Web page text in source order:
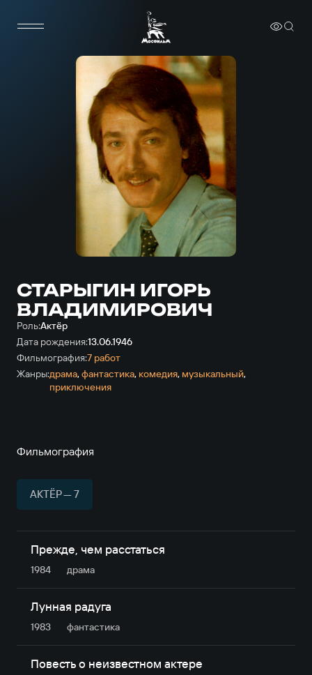
СТАРЫГИН ИГОРЬ
ВЛАДИМИРОВИЧ
Роль:Актёр
Дата рождения:13.06.1946
Фильмография:7 работ
Жанры:драма,фантастика, комедия, музыкальный,
приключе­ния
Фильмография
АКТЁР — 7
Прежде, чем расстаться
1984 драма
Лунная радуга
1983 фантастика
Повесть о неизвестном актере